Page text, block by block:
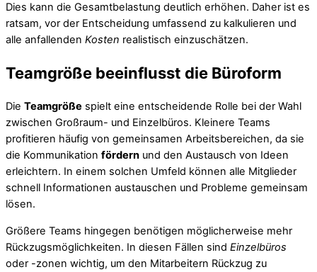
Dies kann die Gesamtbelastung deutlich erhöhen. Daher ist es
ratsam, vor der Entscheidung umfassend zu kalkulieren und
alle anfallenden Kosten realistisch einzuschätzen.
Teamgröße beeinflusst die Büroform
Die Teamgröße spielt eine entscheidende Rolle bei der Wahl
zwischen Großraum- und Einzelbüros. Kleinere Teams
profitieren häufig von gemeinsamen Arbeitsbereichen, da sie
die Kommunikation fördern und den Austausch von Ideen
erleichtern. In einem solchen Umfeld können alle Mitglieder
schnell Informationen austauschen und Probleme gemeinsam
lösen.
Größere Teams hingegen benötigen möglicherweise mehr
Rückzugsmöglichkeiten. In diesen Fällen sind Einzelbüros
oder -zonen wichtig, um den Mitarbeitern Rückzug zu